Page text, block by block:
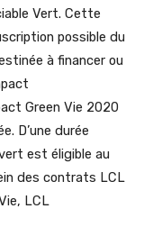
Vert. Cette
possible du
à financer ou
Green Vie 2020
D’une durée
est éligible au
des contrats LCL
LCL